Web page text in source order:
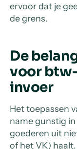
ervoor dat je
de grens.
De
voor
invoer
Het toepassen
name gunstig
goederen uit
of het VK)